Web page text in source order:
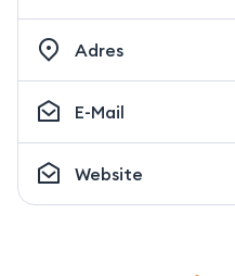
Adres
E-Mail
Website